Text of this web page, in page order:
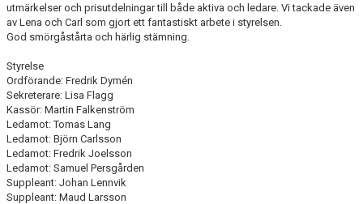
utmärkelser och prisutdelningar till både aktiva och ledare. Vi tackade även
av Lena och Carl som gjort ett fantastiskt arbete i styrelsen.
God smörgåstårta och härlig stämning.
Styrelse
Ordförande: Fredrik Dymén
Sekreterare: Lisa Flagg
Kassör: Martin Falkenström
Ledamot: Tomas Lang
Ledamot: Björn Carlsson
Ledamot: Fredrik Joelsson
Ledamot: Samuel Persgården
Suppleant: Johan Lennvik
Suppleant: Maud Larsson